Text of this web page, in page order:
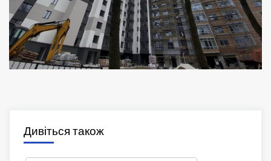
Дивіться також